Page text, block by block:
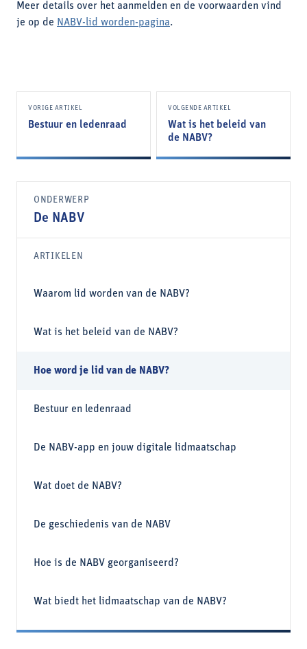
Meer details over het aanmelden en de voorwaarden vind
je op de NABV-lid worden-pagina.
VORIGE ARTIKEL
Bestuur en ledenraad
VOLGENDE ARTIKEL
Wat is het beleid van
de NABV?
ONDERWERP
De NABV
ARTIKELEN
Waarom lid worden van de NABV?
Wat is het beleid van de NABV?
Hoe word je lid van de NABV?
Bestuur en ledenraad
De NABV-app en jouw digitale lidmaatschap
Wat doet de NABV?
De geschiedenis van de NABV
Hoe is de NABV georganiseerd?
Wat biedt het lidmaatschap van de NABV?